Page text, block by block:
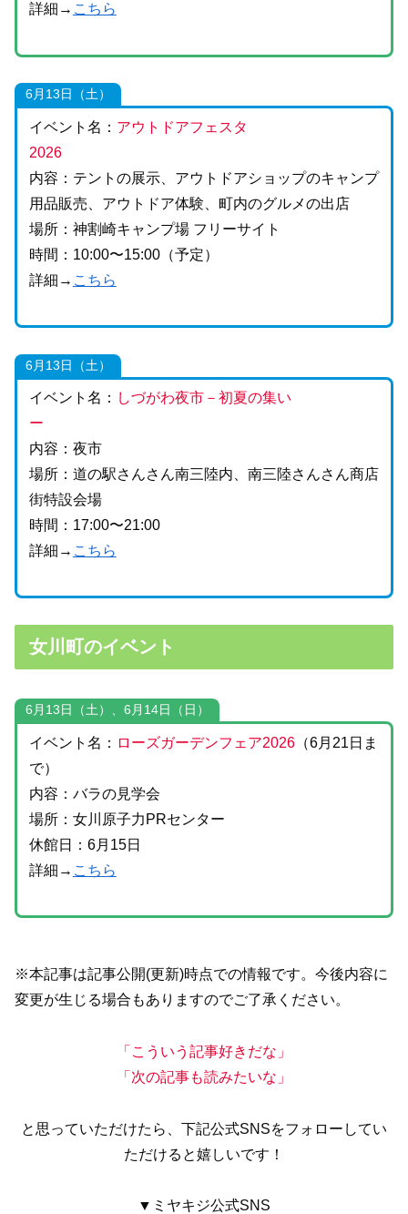
詳細→ こちら
6月13日（土）
イベント名： アウトドアフェスタ
2026
内容：テントの展示、アウトドアショップのキャンプ
用品販売、アウトドア体験、町内のグルメの出店
場所：神割崎キャンプ場 フリーサイト
時間：10:00〜15:00（予定）
詳細→ こちら
6月13日（土）
イベント名： しづがわ夜市－初夏の集い
ー
内容：夜市
場所：道の駅さんさん南三陸内、南三陸さんさん商店
街特設会場
時間：17:00〜21:00
詳細→ こちら
女川町のイベント
6月13日（土）、6月14日（日）
イベント名： ローズガーデンフェア2026（6月21日ま
で）
内容：バラの見学会
場所：女川原子力PRセンター
休館日：6月15日
詳細→ こちら
※本記事は記事公開(更新)時点での情報です。今後内容に
変更が生じる場合もありますのでご了承ください。
「こういう記事好きだな」
「次の記事も読みたいな」
と思っていただけたら、下記公式SNSをフォローしてい
ただけると嬉しいです！
▼ミヤキジ公式SNS